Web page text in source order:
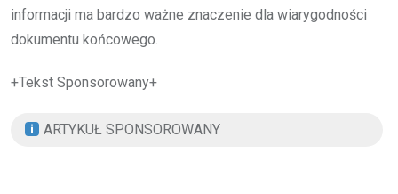
informacji ma bardzo ważne znaczenie dla wiarygodności
dokumentu końcowego.
+Tekst Sponsorowany+
ARTYKUŁ SPONSOROWANY